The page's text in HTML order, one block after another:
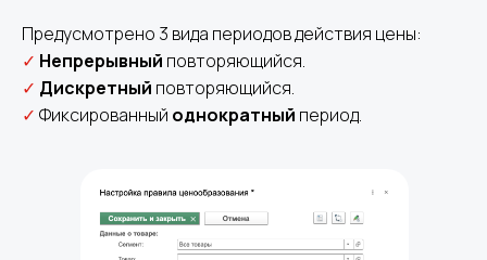
Предусмотрено 3 вида периодов действия цены:
✓ Непрерывный повторяющийся.
✓ Дискретный повторяющийся.
✓ Фиксированный однократный период.